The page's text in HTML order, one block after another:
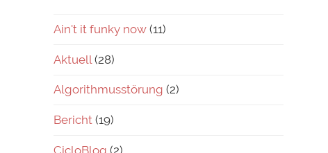
Ain't it funky now (11)
Aktuell (28)
Algorithmusstörung (2)
Bericht (19)
CicloBlog (2)